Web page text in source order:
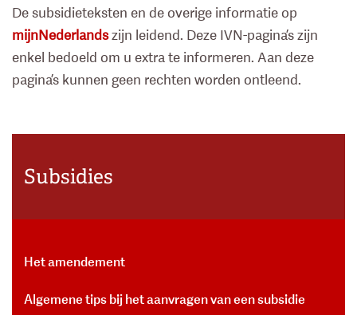
De subsidieteksten en de overige informatie op
mijnNederlandszijn leidend. Deze IVN-pagina’s zijn
enkel bedoeld om u extra te informeren. Aan deze
pagina’s kunnen geen rechten worden ontleend.
Subsidies
Het amendement
Algemene tips bij het aanvragen van een subsidie